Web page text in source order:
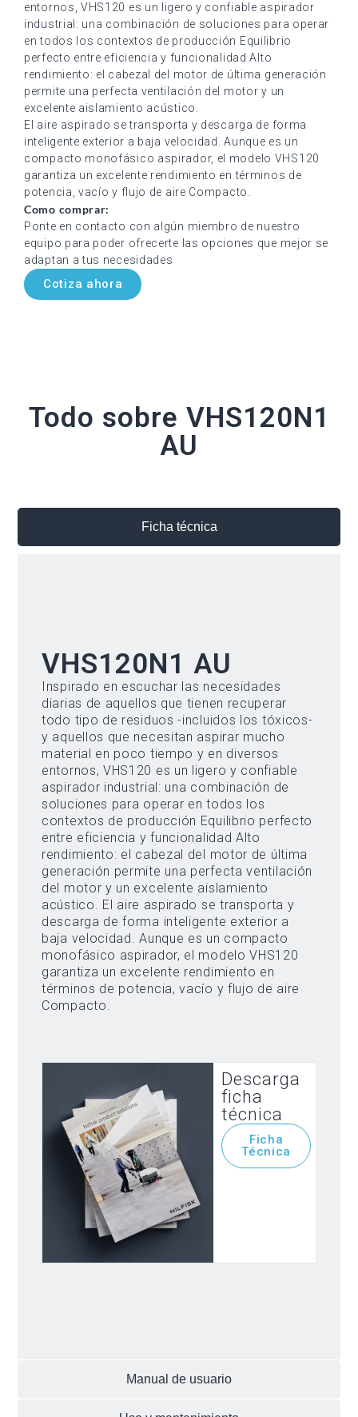
entornos, VHS120 es un ligero y confiable aspirador
industrial: una combinación de soluciones para operar
en todos los contextos de producción Equilibrio
perfecto entre eficiencia y funcionalidad Alto
rendimiento: el cabezal del motor de última generación
permite una perfecta ventilación del motor y un
excelente aislamiento acústico.
El aire aspirado se transporta y descarga de forma
inteligente exterior a baja velocidad. Aunque es un
compacto monofásico aspirador, el modelo VHS120
garantiza un excelente rendimiento en términos de
potencia, vacío y flujo de aire Compacto.
Como comprar:
Ponte en contacto con algún miembro de nuestro
equipo para poder ofrecerte las opciones que mejor se
adaptan a tus necesidades
Cotiza ahora
Todo sobre VHS120N1
AU
Ficha técnica
Manual de usuario
VHS120N1 AU
Inspirado en escuchar las necesidades
diarias de aquellos que tienen recuperar
todo tipo de residuos -incluidos los tóxicos-
y aquellos que necesitan aspirar mucho
material en poco tiempo y en diversos
entornos, VHS120 es un ligero y confiable
aspirador industrial: una combinación de
soluciones para operar en todos los
contextos de producción Equilibrio perfecto
entre eficiencia y funcionalidad Alto
rendimiento: el cabezal del motor de última
generación permite una perfecta ventilación
del motor y un excelente aislamiento
acústico. El aire aspirado se transporta y
descarga de forma inteligente exterior a
baja velocidad. Aunque es un compacto
monofásico aspirador, el modelo VHS120
garantiza un excelente rendimiento en
términos de potencia, vacío y flujo de aire
Compacto.
Descarga
ficha
técnica
Ficha
Técnica